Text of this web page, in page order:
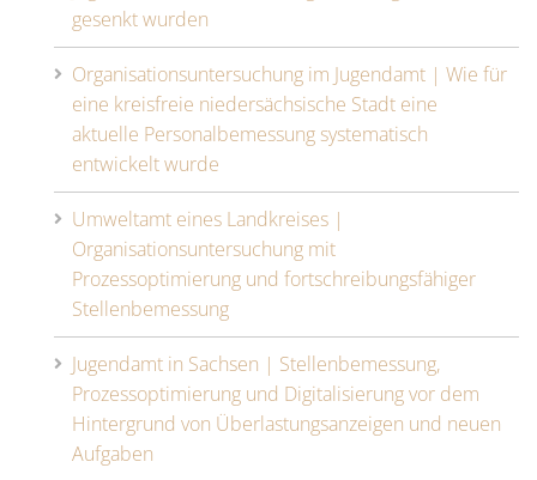
gesenkt wurden
Organisationsuntersuchung im Jugendamt | Wie für
eine kreisfreie niedersächsische Stadt eine
aktuelle Personalbemessung systematisch
entwickelt wurde
Umweltamt eines Landkreises |
Organisationsuntersuchung mit
Prozessoptimierung und fortschreibungsfähiger
Stellenbemessung
Jugendamt in Sachsen | Stellenbemessung,
Prozessoptimierung und Digitalisierung vor dem
Hintergrund von Überlastungsanzeigen und neuen
Aufgaben